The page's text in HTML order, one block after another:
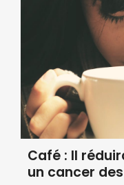
Café : Il
un cancer